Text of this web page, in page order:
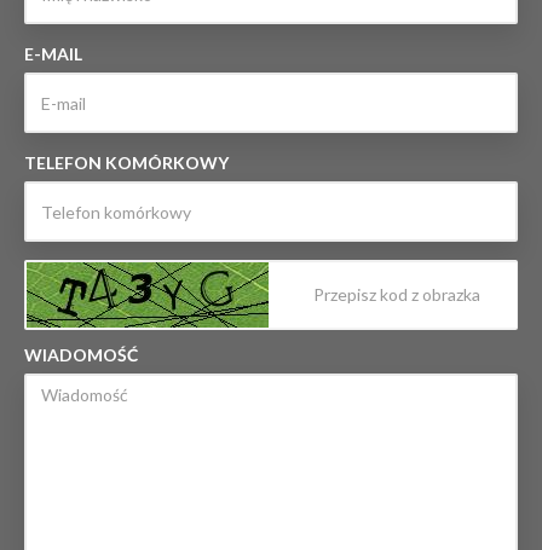
E-MAIL
TELEFON KOMÓRKOWY
WIADOMOŚĆ